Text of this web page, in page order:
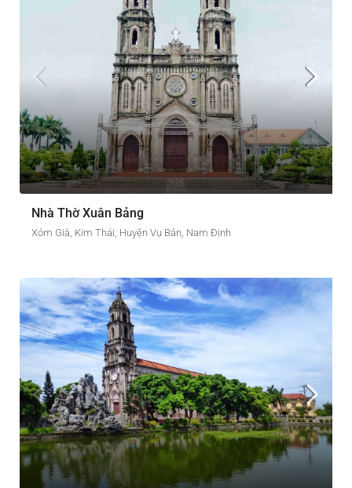
Nhà Thờ Xuân Bảng
Xóm Già, Kim Thái, Huyện Vụ Bản, Nam Định